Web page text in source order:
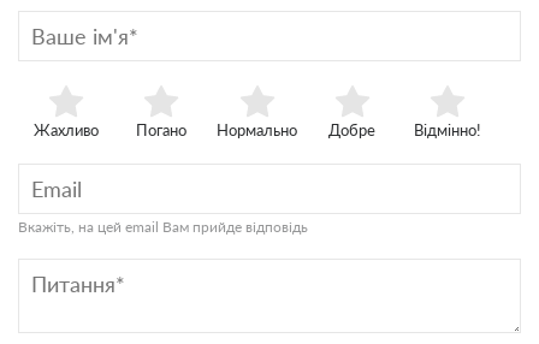
Жахливо Погано Нормально Добре Відмінно!
Вкажіть, на цей email Вам прийде відповідь